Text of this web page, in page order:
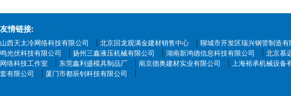
友情链接:
山西天太冷网络科技有限公司 北京回龙观满金建材销售中心 聊城市开发区瑞兴钢管制造有
鸣光伏科技有限公司
扬州三鑫液压机械有限公司 湖南新鸿德信息科技有限公司 北京慕
网络科技工作室
东莞鑫利盛模具制品厂 南京德奥建材实业有限公司 上海裕承机械设备
套有限公司
厦门市都辰钊科技有限公司